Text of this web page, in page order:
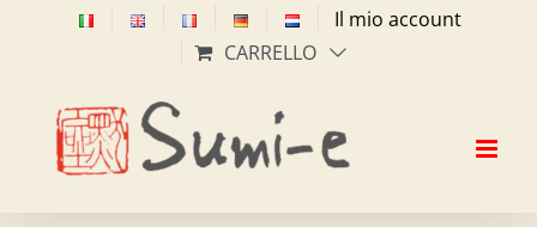
Il mio account
CARRELLO